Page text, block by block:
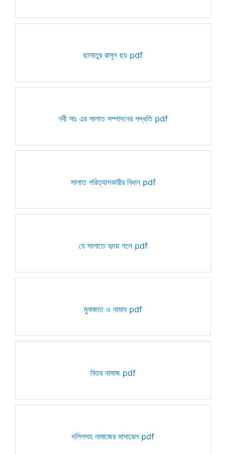
ছালাতুর রাসূল ছাঃ pdf
নবী সাঃ এর সালাত সম্পাদনের পদ্ধতি pdf
সালাত পরিত্যাগকারীর বিধান pdf
যে সালাতে হৃদয় গলে pdf
মুনাজাত ও নামায pdf
বিতর নামাজ pdf
দলিলসহ নামাজের মাসায়েল pdf